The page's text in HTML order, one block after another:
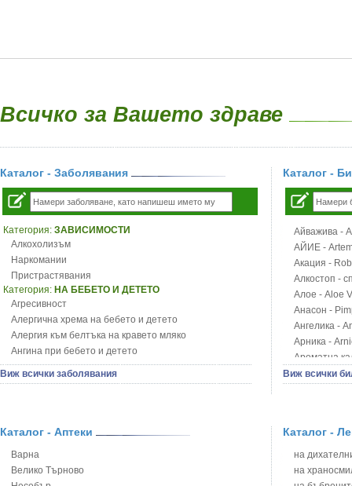
Всичко за Вашето здраве
Каталог - Заболявания
Категория: ЗАВИСИМОСТИ
Алкохолизъм
Наркомании
Пристрастявания
Категория: НА БЕБЕТО И ДЕТЕТО
Агресивност
Алергична хрема на бебето и детето
Алергия към белтъка на кравето мляко
Ангина при бебето и детето
Анемия при бебето и детето
Апетит - пълни деца
Бронхиална астма при бебето и детето
Варицела
Висока температура на бебето и детето
Виж всички заболявания
Каталог -
Айважива -
АЙИЕ -
Акация -
Алкостоп -
Алое - Aloe
Анасон -
Ангелика -
Арника -
Ароматна
Арония -
Блатен
Блян
Бобови
Божур -
Виж всички
Каталог - Аптеки
Варна
Велико Търново
Каталог -
на
на